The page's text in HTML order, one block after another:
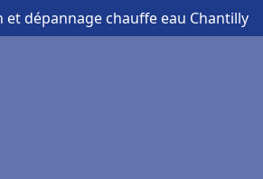
et dépannage chauffe eau Chantilly